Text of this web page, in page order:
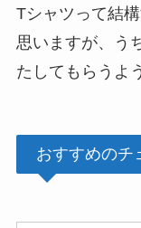
Tシャツって結
思いますが、う
たしてもらうよ
おすすめのチ